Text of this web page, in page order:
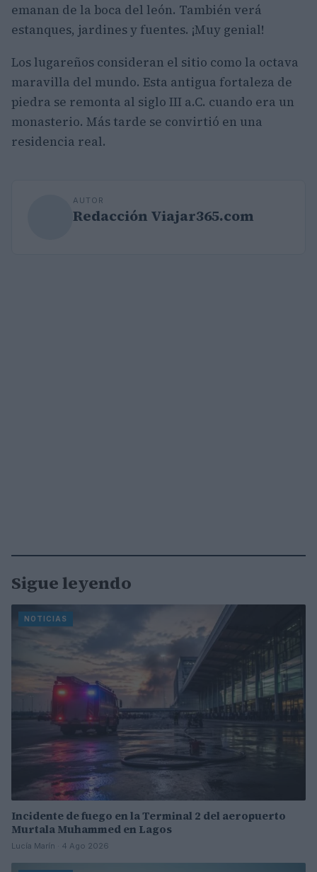
emanan de la boca del león. También verá
estanques, jardines y fuentes. ¡Muy genial!
Los lugareños consideran el sitio como la octava
maravilla del mundo. Esta antigua fortaleza de
piedra se remonta al siglo III a.C. cuando era un
monasterio. Más tarde se convirtió en una
residencia real.
AUTOR
Redacción Viajar365.com
Sigue leyendo
NOTICIAS
Incidente de fuego en la Terminal 2 del aeropuerto
Murtala Muhammed en Lagos
Lucía Marín · 4 Ago 2026